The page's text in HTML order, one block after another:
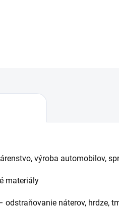
výroba automobilov,
materiály
odstraňovanie náterov, hrdze,